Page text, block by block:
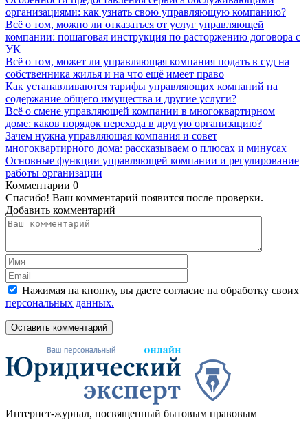
организациями: как узнать свою управляющую компанию?
Всё о том, можно ли отказаться от услуг управляющей
компании: пошаговая инструкция по расторжению договора с
УК
Всё о том, может ли управляющая компания подать в суд на
собственника жилья и на что ещё имеет право
Как устанавливаются тарифы управляющих компаний на
содержание общего имущества и другие услуги?
Всё о смене управляющей компании в многоквартирном
доме: каков порядок перехода в другую организацию?
Зачем нужна управляющая компания и совет
многоквартирного дома: рассказываем о плюсах и минусах
Основные функции управляющей компании и регулирование
работы организации
Комментарии 0
Спасибо! Ваш комментарий появится после проверки.
Добавить комментарий
Нажимая на кнопку, вы даете согласие на обработку своих
персональных данных.
Оставить комментарий
Интернет-журнал, посвященный бытовым правовым